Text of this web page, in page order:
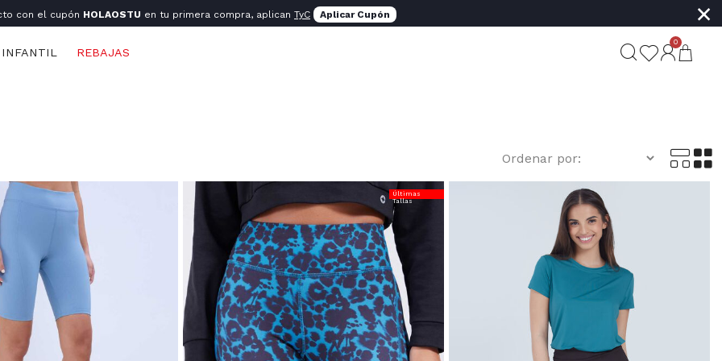
con el cupón HOLAOSTU en tu primera compra, aplican TyC Aplicar Cupón ×
INFANTIL REBAJAS
0
Últimas
Tallas